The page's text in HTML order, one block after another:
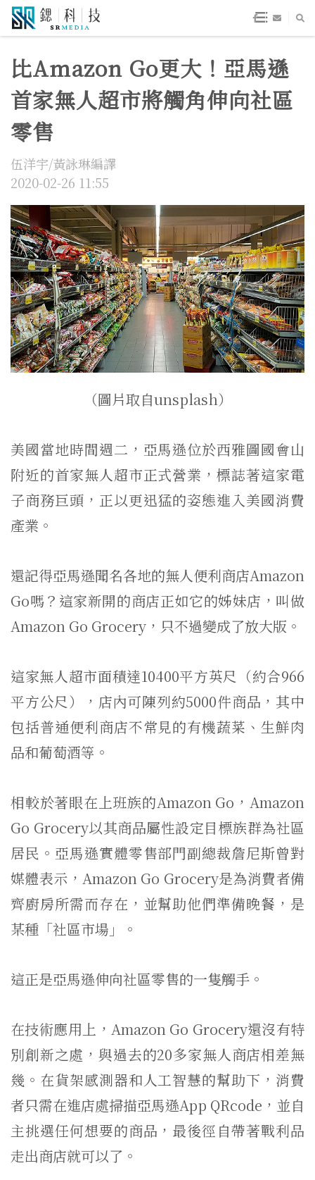
比Amazon Go更大！亞馬遜
首家無人超市將觸角伸向社區
零售
伍洋宇/黃詠琳編譯
2020-02-26 11:55
（圖片取自unsplash）
美國當地時間週二，亞馬遜位於西雅圖國會山
附近的首家無人超市正式營業，標誌著這家電
子商務巨頭，正以更迅猛的姿態進入美國消費
產業。
還記得亞馬遜聞名各地的無人便利商店Amazon
Go嗎？這家新開的商店正如它的姊妹店，叫做
Amazon Go Grocery，只不過變成了放大版。
這家無人超市面積達10400平方英尺（約合966
平方公尺），店內可陳列約5000件商品，其中
包括普通便利商店不常見的有機蔬菜、生鮮肉
品和葡萄酒等。
相較於著眼在上班族的Amazon Go，Amazon
Go Grocery以其商品屬性設定目標族群為社區
居民。亞馬遜實體零售部門副總裁詹尼斯曾對
媒體表示，Amazon Go Grocery是為消費者備
齊廚房所需而存在，並幫助他們準備晚餐，是
某種「社區市場」。
這正是亞馬遜伸向社區零售的一隻觸手。
在技​​術應用上，Amazon Go Grocery還沒有特
別創新之處，與過去的20多家無人商店相差無
幾。在貨架感測器和人工智慧的幫助下，消費
者只需在進店處掃描亞馬遜App QRcode，並自
主挑選任何想要的商品，最後徑自帶著戰利品
走出商店就可以了。